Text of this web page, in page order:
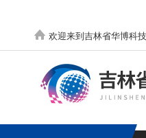
欢迎来到吉林省华博科